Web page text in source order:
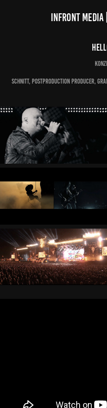
INFRONT MEDIA
Schnitt, Postproduction Producer,